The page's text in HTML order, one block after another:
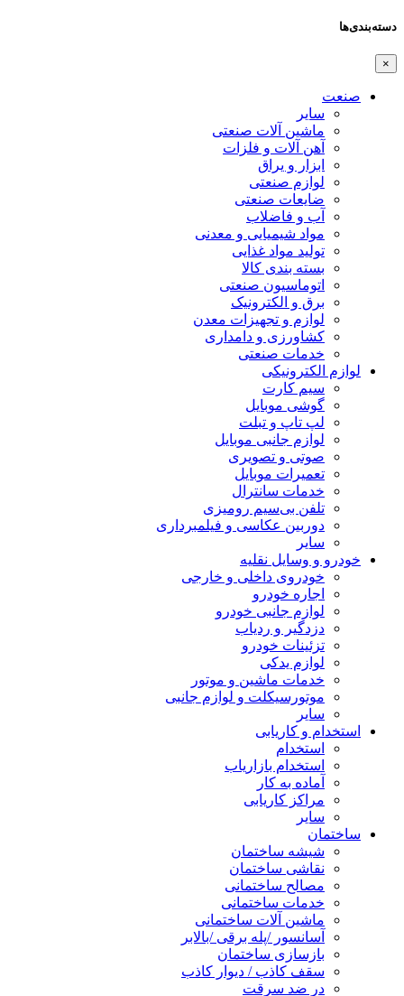
دسته‌بندی‌ها
×
صنعت
سایر
ماشین آلات صنعتی
آهن آلات و فلزات
ابزار و یراق
لوازم صنعتی
ضایعات صنعتی
آب و فاضلاب
مواد شیمیایی و معدنی
تولید مواد غذایی
بسته بندی کالا
اتوماسیون صنعتی
برق و الکترونیک
لوازم و تجهیزات معدن
کشاورزی و دامداری
خدمات صنعتی
لوازم الکترونیکی
سیم کارت
گوشی موبایل
لپ تاپ و تبلت
لوازم جانبی موبایل
صوتی و تصویری
تعمیرات موبایل
خدمات سانترال
تلفن بی‌سیم رومیزی
دوربین عکاسی و فیلمبرداری
سایر
خودرو و وسایل نقلیه
خودروی داخلی و خارجی
اجاره خودرو
لوازم جانبی خودرو
دزدگیر و ردیاب
تزئینات خودرو
لوازم یدکی
خدمات ماشین و موتور
موتورسیکلت و لوازم جانبی
سایر
استخدام و کاریابی
استخدام
استخدام بازاریاب
آماده به کار
مراکز کاریابی
سایر
ساختمان
شیشه ساختمان
نقاشی ساختمان
مصالح ساختمانی
خدمات ساختمانی
ماشین آلات ساختمانی
آسانسور /پله برقی /بالابر
بازسازی ساختمان
سقف کاذب / دیوار کاذب
در ضد سرقت